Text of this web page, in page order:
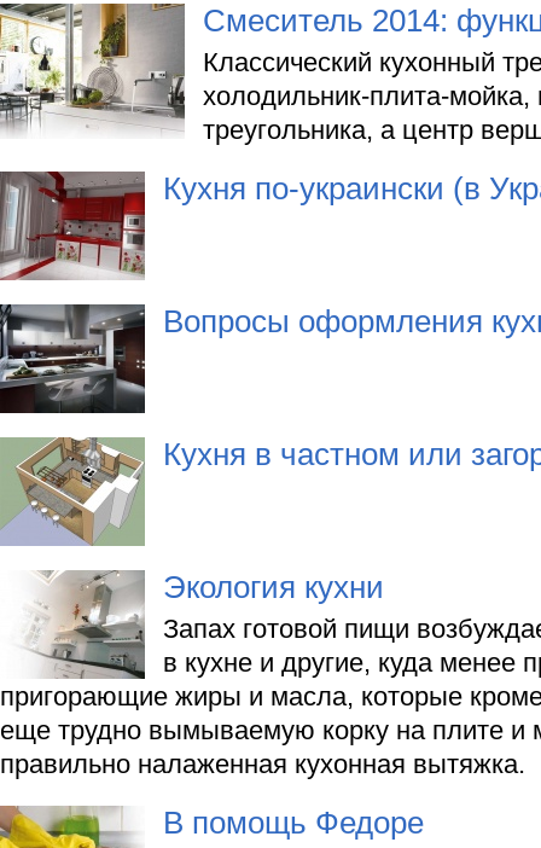
Смеситель 2014:
Классический кухонный
холодильник-плита-
треугольника, а центр
Кухня по-украински (в
Вопросы оформления
Кухня в частном или
Экология кухни
Запах готовой пищи
в кухне и другие, куда менее
пригорающие жиры и масла, которые
еще трудно вымываемую корку на плите и
правильно налаженная кухонная вытяжка.
В помощь Федоре